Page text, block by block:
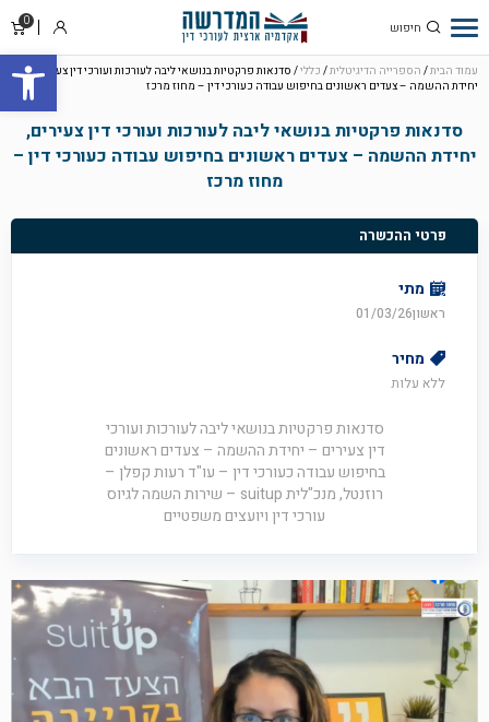
פתח
0
סל
התחבר
עמוד הבית/ הספרייה הדיגיטלית/ כללי/ סדנאות פרקטיות בנושאי ליבה לעורכות ועורכי דין צעירים,
יחידת ההשמה – צעדים ראשונים בחיפוש עבודה כעורכי דין – מחוז מרכז
סדנאות פרקטיות בנושאי ליבה לעורכות ועורכי דין צעירים,
יחידת ההשמה – צעדים ראשונים בחיפוש עבודה כעורכי דין –
מחוז מרכז
פרטי ההכשרה
מתי
ראשון01/03/26
מחיר
ללא עלות
סדנאות פרקטיות בנושאי ליבה לעורכות ועורכי
דין צעירים – יחידת ההשמה – צעדים ראשונים
בחיפוש עבודה כעורכי דין – עו"ד רעות קפלן –
רוזנטל, מנכ"לית suitup – שירות השמה לגיוס
עורכי דין ויועצים משפטיים